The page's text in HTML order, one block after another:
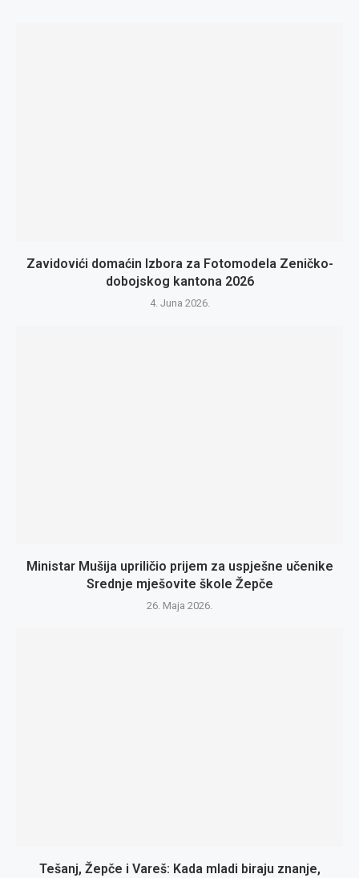
Zavidovići domaćin Izbora za Fotomodela Zeničko-
dobojskog kantona 2026
4. Juna 2026.
Ministar Mušija upriličio prijem za uspješne učenike
Srednje mješovite škole Žepče
26. Maja 2026.
Tešanj, Žepče i Vareš: Kada mladi biraju znanje,